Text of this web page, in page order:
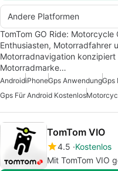
Andere Platformen
TomTom GO Ride:
Enthusiasten, Motorradfahrer
Motorradnavigation
Motorradmarke…
AndroidiPhoneGps AnwendungGps
Gps Für Android Kostenlos
TomTom VIO
4.5 Kostenlos
Mit TomTom VIO